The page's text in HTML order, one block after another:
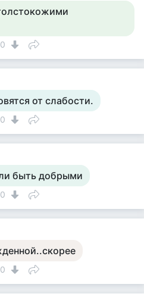
0
от слабости.
0
быть добрыми
0
0